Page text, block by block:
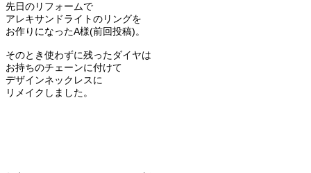
先日のリフォームで
アレキサンドライトのリングを
お作りになったA様(前回投稿)。
そのとき使わずに残ったダイヤは
お持ちのチェーンに付けて
デザインネックレスに
リメイクしました。